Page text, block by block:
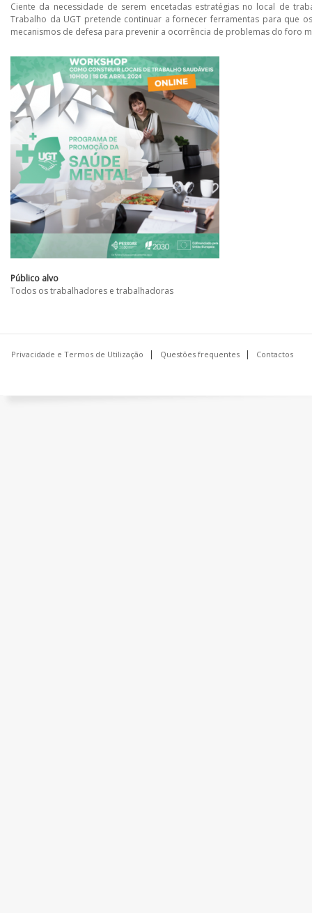
Ciente da necessidade de serem encetadas estratégias no local de
Trabalho da UGT pretende continuar a fornecer ferramentas para que
mecanismos de defesa para prevenir a ocorrência de problemas do foro
Público alvo
Todos os trabalhadores e trabalhadoras
Privacidade e Termos de Utilização Questões frequentes Contactos